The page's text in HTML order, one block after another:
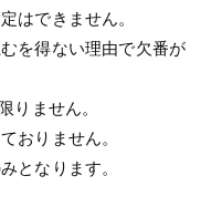
はできません。
を得ない理由で欠番が
ません。
おりません。
となります。